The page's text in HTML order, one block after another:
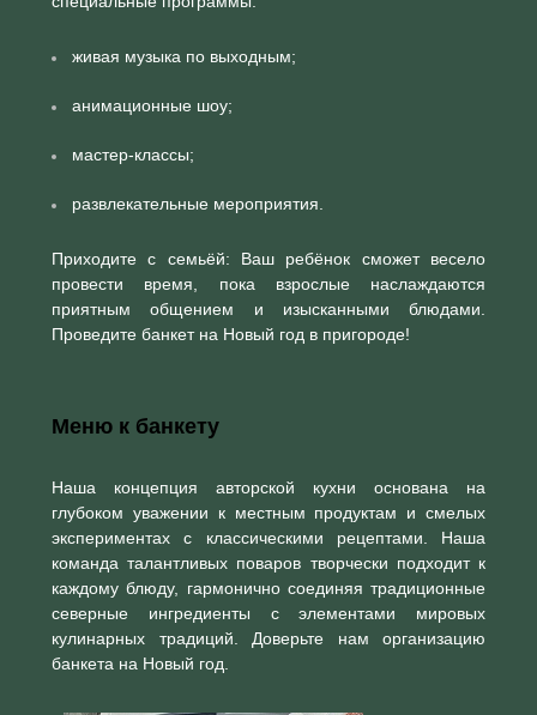
живая музыка по выходным;
анимационные шоу;
мастер-классы;
развлекательные мероприятия.
Приходите с семьёй: Ваш ребёнок сможет весело
провести время, пока взрослые наслаждаются
приятным общением и изысканными блюдами.
Проведите банкет на Новый год в пригороде!
Меню к банкету
Наша концепция авторской кухни основана на
глубоком уважении к местным продуктам и смелых
экспериментах с классическими рецептами. Наша
команда талантливых поваров творчески подходит к
каждому блюду, гармонично соединяя традиционные
северные ингредиенты с элементами мировых
кулинарных традиций. Доверьте нам организацию
банкета на Новый год.